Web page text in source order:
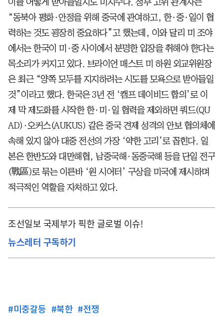
이를 어떻게 받아들일지도 미지수다. 정부 고위 관계자는
“동북아 평화·안정을 위해 중국에 관여하고, 한·중·일이 협
력하는 것도 굉장히 중요하다”고 했는데, 이와 달리 미 조야
에서는 한국이 미·중 사이에서 분명한 입장을 취해야 한다는
목소리가 커지고 있다. 브라이언 매스트 미 하원 외교위원장
은 최근 “양쪽 모두를 지지하려는 시도를 모욕으로 받아들일
것”이라고 했다. 한국은 3년 전 ‘캠프 데이비드 합의’로 이
제 막 제도화를 시작한 한·미·일 협력을 제외하면 쿼드(QU
AD)·오커스(AUKUS) 같은 중국 견제 성격의 안보 협의체에
속해 있지 않아 대중 전선의 가장 ‘약한 고리’로 꼽힌다. 일
본은 한반도와 대만해협, 남중국해·동중국해 등을 단일 전구
(戰區)로 묶는 이른바 ‘원 시어터’ 구상을 미국에 제시하며
적극적인 역할을 자처하고 있다.
조선일보 국제부가 픽한 글로벌 이슈!
뉴스레터 구독하기
#미중갈등 #북한 #전쟁